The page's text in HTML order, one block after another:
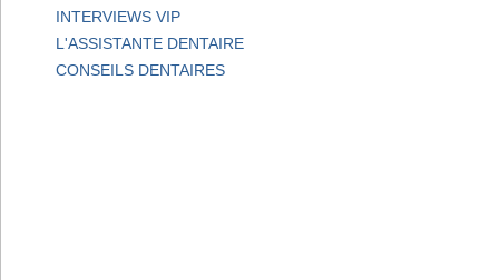
INTERVIEWS VIP
L'ASSISTANTE DENTAIRE
CONSEILS DENTAIRES